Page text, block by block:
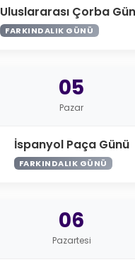
Uluslararası Çorba
FARKINDALIK GÜNÜ
05
Pazar
İspanyol Paça Günü
FARKINDALIK GÜNÜ
06
Pazartesi